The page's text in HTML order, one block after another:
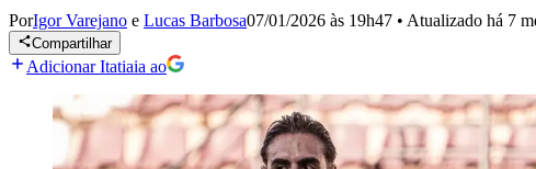
PorIgor Varejano e Lucas Barbosa07/01/2026 às 19h47 • Atualizado há 7
Compartilhar
Adicionar Itatiaia ao